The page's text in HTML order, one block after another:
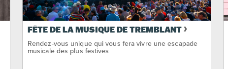
FÊTE DE LA MUSIQUE DE TREMBLANT
Rendez-vous unique qui vous fera vivre une escapade
musicale des plus festives